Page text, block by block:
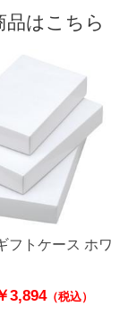
品はこちら
フトケース ホワ
3,894（税込）